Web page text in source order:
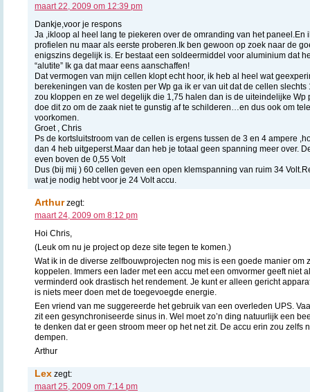
maart 22, 2009 om 12:39 pm
Dankje,voor je respons
Ja ,ikloop al heel lang te piekeren over de omranding van het paneel.En
profielen nu maar als eerste proberen.Ik ben gewoon op zoek naar de
enigszins degelijk is. Er bestaat een soldeermiddel voor aluminium dat
“alutite” Ik ga dat maar eens aanschaffen!
Dat vermogen van mijn cellen klopt echt hoor, ik heb al heel wat
berekeningen van de kosten per Wp ga ik er van uit dat de cellen slechts
zou kloppen en ze wel degelijk die 1,75 halen dan is de uiteindelijke Wp
doe dit zo om de zaak niet te gunstig af te schilderen…en dus ook om
voorkomen.
Groet , Chris
Ps de kortsluitstroom van de cellen is ergens tussen de 3 en 4 ampere
dan 4 heb uitgeperst.Maar dan heb je totaal geen spanning meer over.
even boven de 0,55 Volt
Dus (bij mij ) 60 cellen geven een open klemspanning van ruim 34
wat je nodig hebt voor je 24 Volt accu.
Arthurzegt:
maart 24, 2009 om 8:12 pm
Hoi Chris,
(Leuk om nu je project op deze site tegen te komen.)
Wat ik in de diverse zelfbouwprojecten nog mis is een goede manier om
koppelen. Immers een lader met een accu met een omvormer geeft niet
verminderd ook drastisch het rendement. Je kunt er alleen gericht
is niets meer doen met de toegevoegde energie.
Een vriend van me suggereerde het gebruik van een overleden UPS.
zit een gesynchroniseerde sinus in. Wel moet zo’n ding natuurlijk een
te denken dat er geen stroom meer op het net zit. De accu erin zou zelfs
dempen.
Arthur
Lex zegt:
maart 25, 2009 om 7:14 pm